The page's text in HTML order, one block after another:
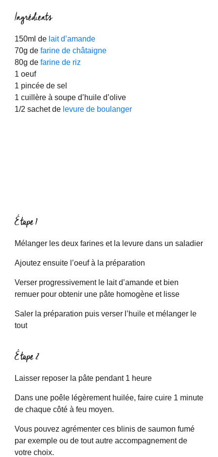
Ingrédients
150ml de lait d’amande
70g de farine de châtaigne
80g de farine de riz
1 oeuf
1 pincée de sel
1 cuillère à soupe d’huile d’olive
1/2 sachet de levure de boulanger
Étape 1
Mélanger les deux farines et la levure dans un saladier
Ajoutez ensuite l’oeuf à la préparation
Verser progressivement le lait d’amande et bien
remuer pour obtenir une pâte homogène et lisse
Saler la préparation puis verser l’huile et mélanger le
tout
Étape 2
Laisser reposer la pâte pendant 1 heure
Dans une poêle légèrement huilée, faire cuire 1 minute
de chaque côté à feu moyen.
Vous pouvez agrémenter ces blinis de saumon fumé
par exemple ou de tout autre accompagnement de
votre choix.